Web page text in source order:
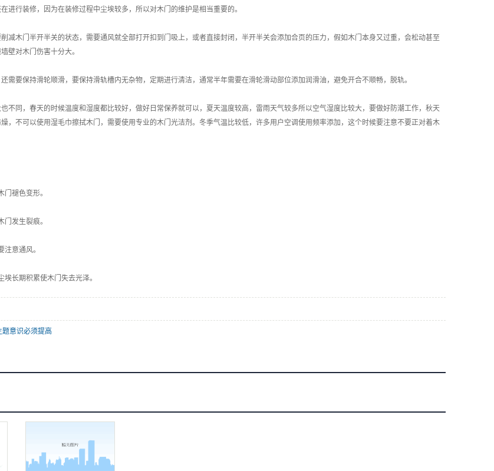
行装修，因为在装修过程中尘埃较多，所以对木门的维护是相当重要的。
木门半开半关的状态，需要通风就全部打开扣到门吸上，或者直接封闭，半开半关会添加合页的压力，假如木门本身又过重，会松动甚至
壁对木门伤害十分大。
要保持滑轮顺滑，要保持滑轨槽内无杂物，定期进行清洁，通常半年需要在滑轮滑动部位添加润滑油，避免开合不顺畅，脱轨。
同，春天的时候温度和湿度都比较好，做好日常保养就可以，夏天温度较高，雷雨天气较多所以空气湿度比较大，要做好防潮工作，秋天
，不可以使用湿毛巾擦拭木门，需要使用专业的木门光洁剂。冬季气温比较低，许多用户空调使用频率添加，这个时候要注意不要正对着木
褪色变形。
发生裂痕。
意通风。
长期积累使木门失去光泽。
题意识必须提高